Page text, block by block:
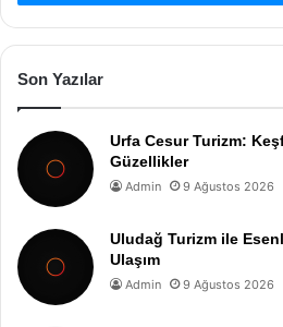
Son Yazılar
Urfa Cesur Turizm:
Güzellikler
Admin 9 Ağustos 2026
Uludağ Turizm ile
Ulaşım
Admin 9 Ağustos 2026